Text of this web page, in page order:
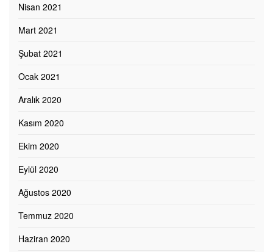
Nisan 2021
Mart 2021
Şubat 2021
Ocak 2021
Aralık 2020
Kasım 2020
Ekim 2020
Eylül 2020
Ağustos 2020
Temmuz 2020
Haziran 2020